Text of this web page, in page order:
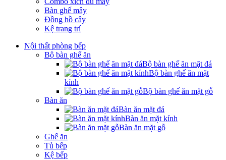
Bàn ghế mây
Đồng hồ cây
Kệ trang trí
Nội thất phòng bếp
Bộ bàn ghế ăn
Bộ bàn ghế ăn mặt đá
Bộ bàn ghế ăn mặt
kính
Bộ bàn ghế ăn mặt gỗ
Bàn ăn
Bàn ăn mặt đá
Bàn ăn mặt kính
Bàn ăn mặt gỗ
Ghế ăn
Tủ bếp
Kệ bếp